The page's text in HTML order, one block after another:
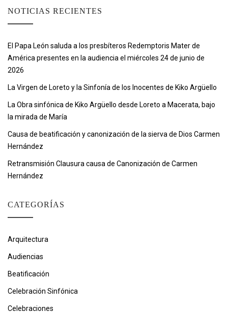
NOTICIAS RECIENTES
El Papa León saluda a los presbíteros Redemptoris Mater de
América presentes en la audiencia el miércoles 24 de junio de
2026
La Virgen de Loreto y la Sinfonía de los Inocentes de Kiko Argüello
La Obra sinfónica de Kiko Argüello desde Loreto a Macerata, bajo
la mirada de María
Causa de beatificación y canonización de la sierva de Dios Carmen
Hernández
Retransmisión Clausura causa de Canonización de Carmen
Hernández
CATEGORÍAS
Arquitectura
Audiencias
Beatificación
Celebración Sinfónica
Celebraciones